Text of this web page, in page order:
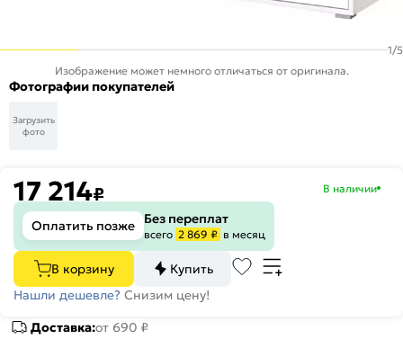
1/5
Изображение может немного отличаться от оригинала.
Фотографии покупателей
Загрузить
фото
17 214₽ В наличии
Оплатить позже Без переплат
всего 2 869 ₽ в месяц
В корзину
Купить
Нашли дешевле? Снизим цену!
Доставка:от 690 ₽